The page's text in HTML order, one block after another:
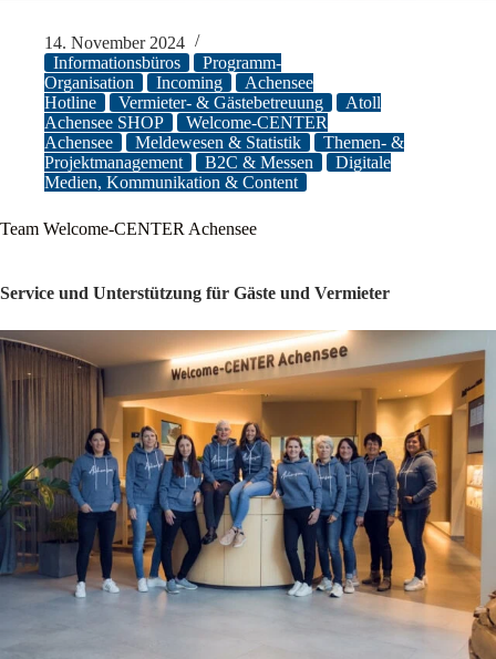
14. November 2024
Informationsbüros
Programm-
Organisation
Incoming
Achensee
Hotline
Vermieter- & Gästebetreuung
Atoll
Achensee SHOP
Welcome-CENTER
Achensee
Meldewesen & Statistik
Themen- &
Projektmanagement
B2C & Messen
Digitale
Medien, Kommunikation & Content
Team Welcome-CENTER Achensee
Service und Unterstützung für Gäste und Vermieter